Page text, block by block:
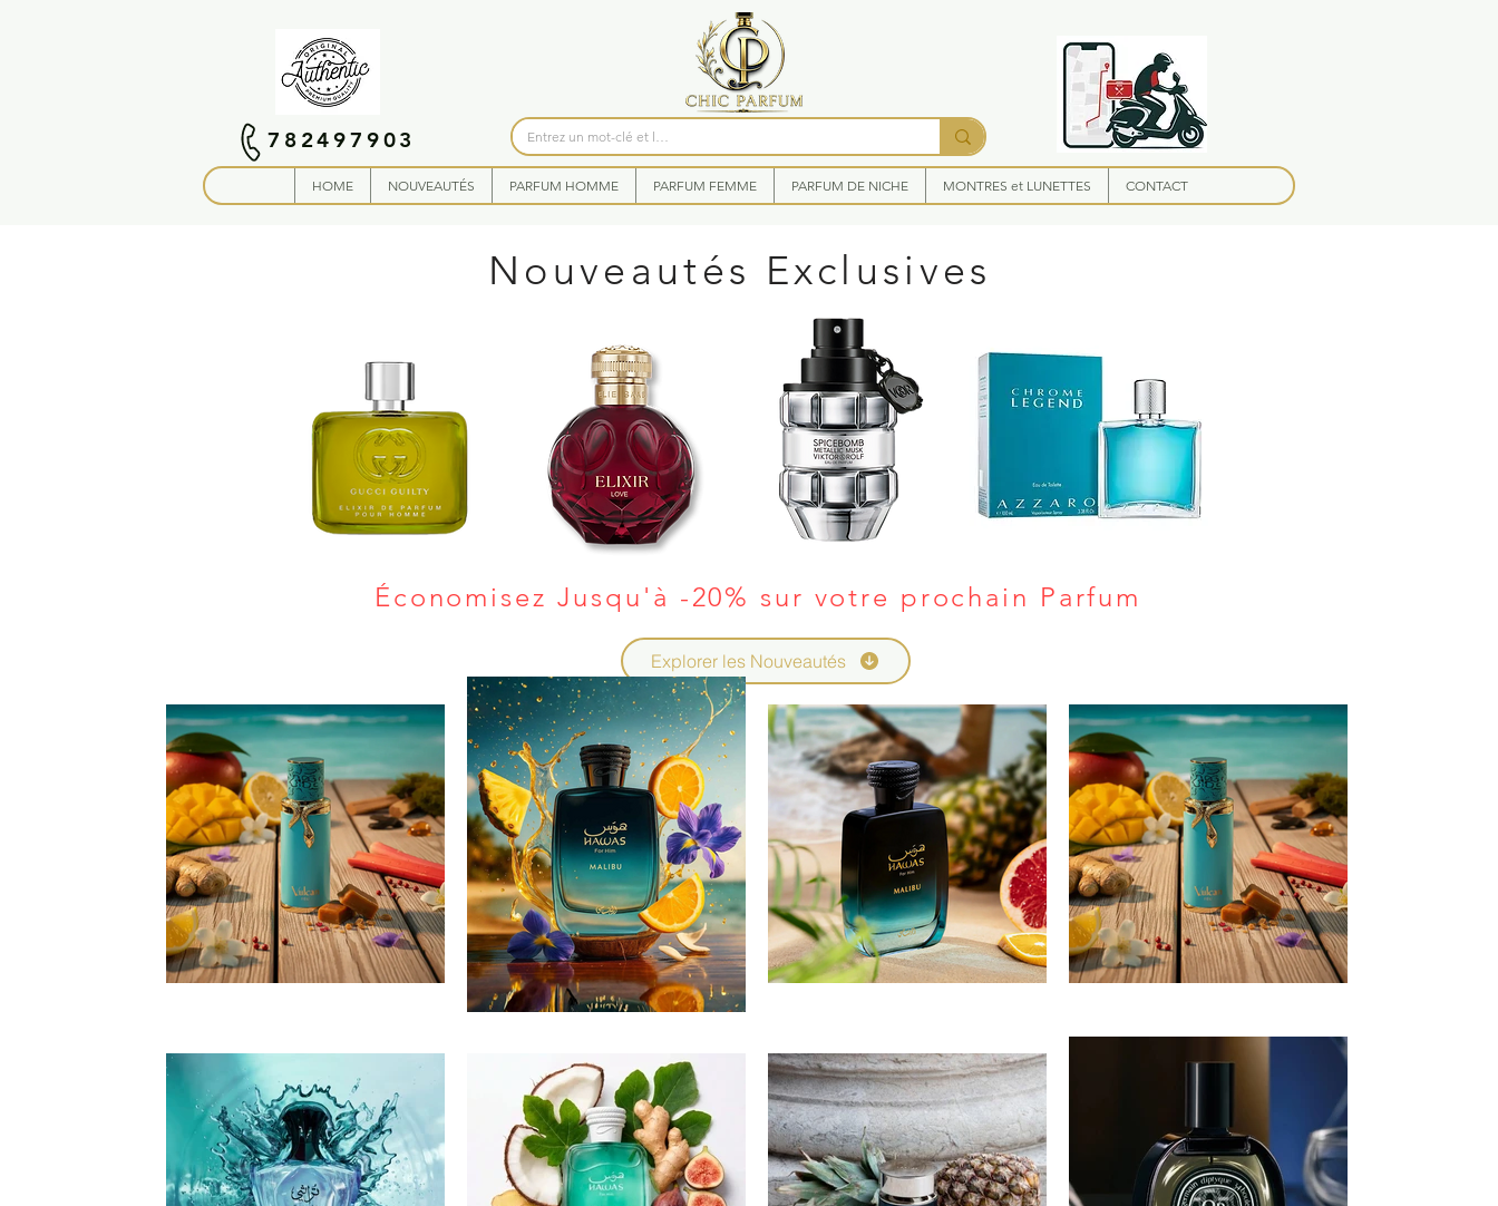
782497903
HOME NOUVEAUTÉS PARFUM HOMME PARFUM FEMME PARFUM DE NICHE MONTRES et LUNETTES CONTACT
Nouveautés Exclusives
Économisez Jusqu'à -20% sur votre prochain Parfum
Explorer les Nouveautés